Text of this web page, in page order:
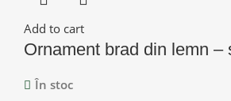
Add to cart
Ornament brad din lemn –
În stoc